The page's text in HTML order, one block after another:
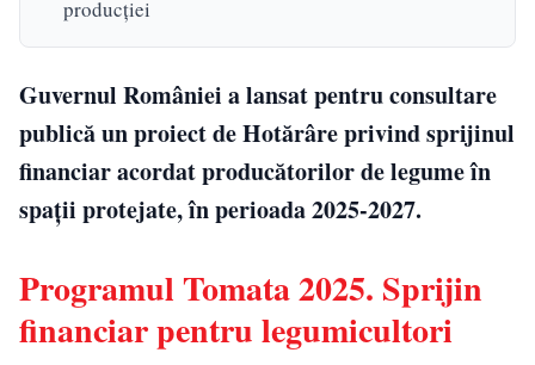
producției
Guvernul României a lansat pentru consultare
publică un proiect de Hotărâre privind sprijinul
financiar acordat producătorilor de legume în
spații protejate, în perioada 2025-2027.
Programul Tomata 2025. Sprijin
financiar pentru legumicultori